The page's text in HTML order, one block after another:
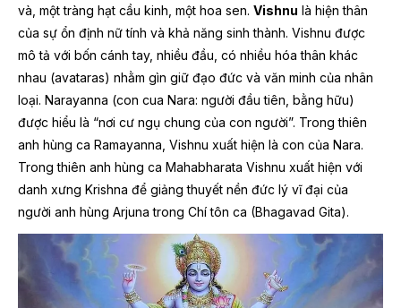
và, một tràng hạt cầu kinh, một hoa sen. Vishnu là hiện thân
của sự ổn định nữ tính và khả năng sinh thành. Vishnu được
mô tả với bốn cánh tay, nhiều đầu, có nhiều hóa thân khác
nhau (avataras) nhằm gìn giữ đạo đức và văn minh của nhân
loại. Narayanna (con cua Nara: người đầu tiên, bằng hữu)
được hiểu là “nơi cư ngụ chung của con người”. Trong thiên
anh hùng ca Ramayanna, Vishnu xuất hiện là con của Nara.
Trong thiên anh hùng ca Mahabharata Vishnu xuất hiện với
danh xưng Krishna để giảng thuyết nền đức lý vĩ đại của
người anh hùng Arjuna trong Chí tôn ca (Bhagavad Gita).